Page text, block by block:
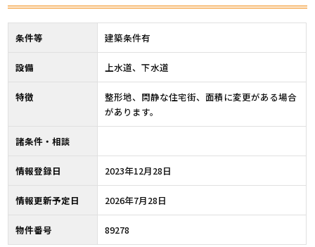
条件等 建築条件有
設備 上水道、下水道
特徴
整形地、閑静な住宅街、面積に変更がある場合
があります。
諸条件・相談
情報登録日 2023年12月28日
情報更新予定日 2026年7月28日
物件番号 89278